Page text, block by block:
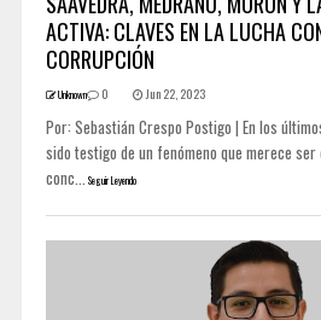
ACTIVA: CLAVES EN LA LUCHA
CORRUPCIÓN
Unknown 0 Jun 22, 2023
Por: Sebastián Crespo Postigo | En los
sido testigo de un fenómeno que merece
conc... Seguir Leyendo